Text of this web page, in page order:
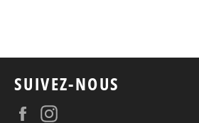
SUIVEZ-NOUS
Facebook